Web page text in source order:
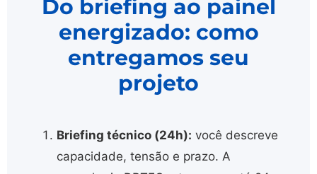
Do briefing ao painel
energizado: como
entregamos seu
projeto
Briefing técnico (24h): você descreve
capacidade, tensão e prazo. A